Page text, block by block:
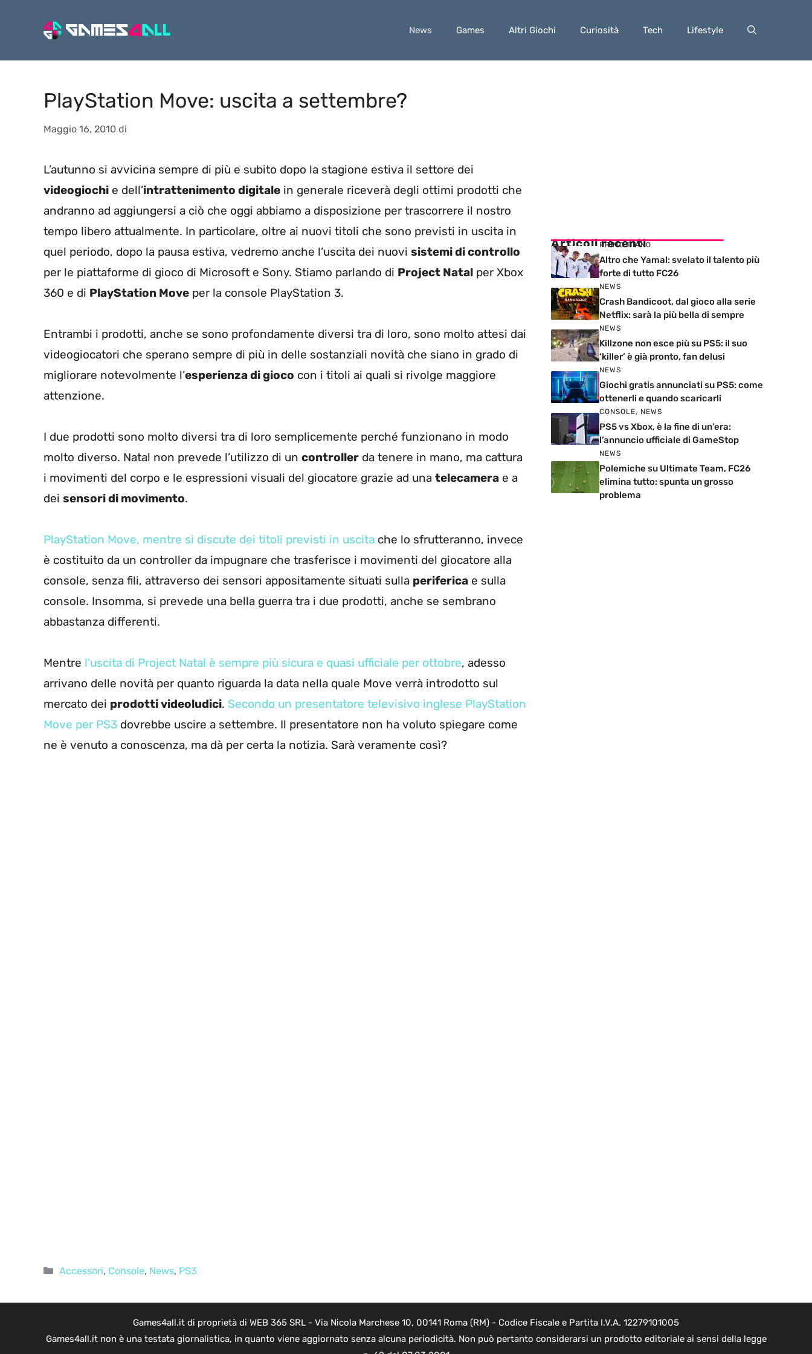
News Games Altri Giochi Curiosità Tech Lifestyle
PlayStation Move: uscita a settembre?
Maggio 16, 2010 di
L’autunno si avvicina sempre di più e subito dopo la stagione estiva il settore dei
videogiochi e dell’intrattenimento digitale in generale riceverà degli ottimi prodotti che
andranno ad aggiungersi a ciò che oggi abbiamo a disposizione per trascorrere il nostro
tempo libero attualmente. In particolare, oltre ai nuovi titoli che sono previsti in uscita in
quel periodo, dopo la pausa estiva, vedremo anche l’uscita dei nuovi sistemi di controllo
per le piattaforme di gioco di Microsoft e Sony. Stiamo parlando di Project Natal per Xbox
360 e di PlayStation Move per la console PlayStation 3.
Entrambi i prodotti, anche se sono profondamente diversi tra di loro, sono molto attesi dai
videogiocatori che sperano sempre di più in delle sostanziali novità che siano in grado di
migliorare notevolmente l’esperienza di gioco con i titoli ai quali si rivolge maggiore
attenzione.
I due prodotti sono molto diversi tra di loro semplicemente perché funzionano in modo
molto diverso. Natal non prevede l’utilizzo di un controller da tenere in mano, ma cattura
i movimenti del corpo e le espressioni visuali del giocatore grazie ad una telecamera e a
dei sensori di movimento.
PlayStation Move, mentre si discute dei titoli previsti in uscita che lo sfrutteranno, invece
è costituito da un controller da impugnare che trasferisce i movimenti del giocatore alla
console, senza fili, attraverso dei sensori appositamente situati sulla periferica e sulla
console. Insomma, si prevede una bella guerra tra i due prodotti, anche se sembrano
abbastanza differenti.
Mentre l’uscita di Project Natal è sempre più sicura e quasi ufficiale per ottobre, adesso
arrivano delle novità per quanto riguarda la data nella quale Move verrà introdotto sul
mercato dei prodotti videoludici. Secondo un presentatore televisivo inglese PlayStation
Move per PS3 dovrebbe uscire a settembre. Il presentatore non ha voluto spiegare come
ne è venuto a conoscenza, ma dà per certa la notizia. Sarà veramente così?
Categorie
Accessori, Console, News, PS3
Articoli recenti
PRIMO PIANO
Altro che Yamal: svelato il talento più
forte di tutto FC26
NEWS
Crash Bandicoot, dal gioco alla serie
Netflix: sarà la più bella di sempre
NEWS
Killzone non esce più su PS5: il suo
‘killer’ è già pronto, fan delusi
NEWS
Giochi gratis annunciati su PS5: come
ottenerli e quando scaricarli
CONSOLE, NEWS
PS5 vs Xbox, è la fine di un’era:
l’annuncio ufficiale di GameStop
NEWS
Polemiche su Ultimate Team, FC26
elimina tutto: spunta un grosso
problema
Games4all.it di proprietà di WEB 365 SRL - Via Nicola Marchese 10, 00141 Roma (RM) - Codice Fiscale e Partita I.V.A. 12279101005
Games4all.it non è una testata giornalistica, in quanto viene aggiornato senza alcuna periodicità. Non può pertanto considerarsi un prodotto editoriale ai sensi della legge